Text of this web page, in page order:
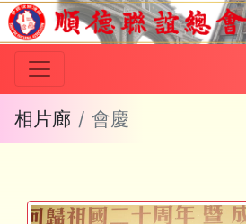
相片廊 會慶